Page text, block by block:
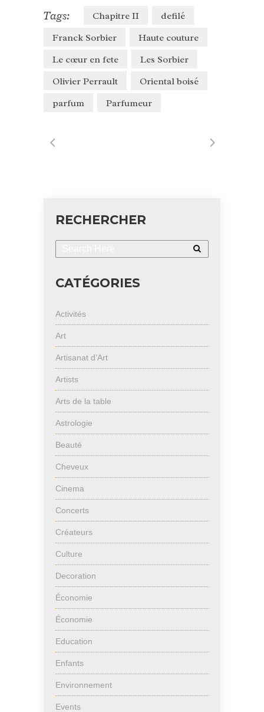
Tags: Chapitre II
defilé
Franck Sorbier
Haute couture
Le cœur en fete
Les Sorbier
Olivier Perrault
Oriental boisé
parfum
Parfumeur
RECHERCHER
CATÉGORIES
Activités
Art
Artisanat d’Art
Artists
Arts de la table
Astrologie
Beauté
Cheveux
Cinema
Concerts
Créateurs
Culture
Decoration
Économie
Économie
Education
Enfants
Environnement
Events